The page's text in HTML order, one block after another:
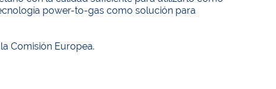
power-to-gas como solución para
Comisión Europea.